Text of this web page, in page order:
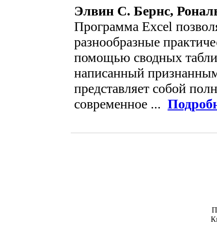
Элвин С. Бернс,
Программа Excel
разнообразные
помощью сводных
написанный
представляет собой
современное ...